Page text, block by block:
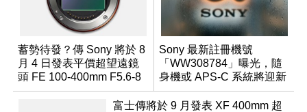
蓄勢待發？傳 Sony 將於 8
月 4 日發表平價超望遠鏡
頭 FE 100-400mm F5.6-8
Sony 最新註冊機號
「WW308784」曝光，隨
身機或 APS-C 系統將迎新
成員？
富士傳將於 9 月發表 XF 400mm 超